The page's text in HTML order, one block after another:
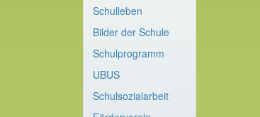
Schulleben
Bilder der Schule
Schulprogramm
UBUS
Schulsozialarbeit